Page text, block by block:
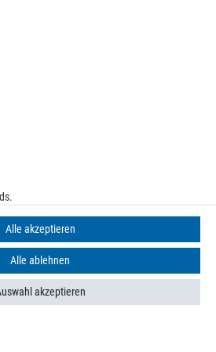
Alle akzeptieren
Alle ablehnen
akzeptieren